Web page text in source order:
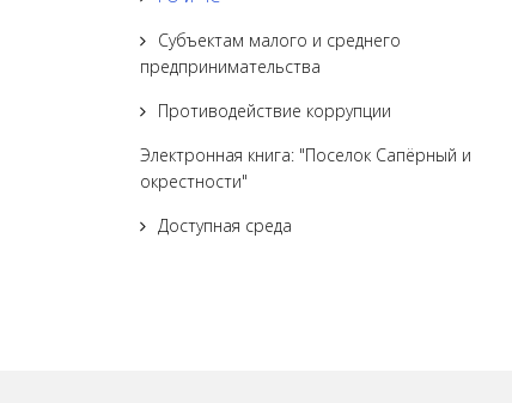
Субъектам малого и среднего
предпринимательства
Противодействие коррупции
Электронная книга: "Поселок Сапёрный и
окрестности"
Доступная среда